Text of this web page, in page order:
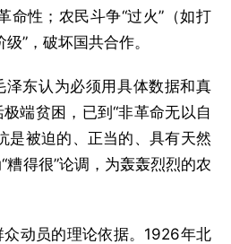
命性；农民斗争“过火”（如打
”，破坏国共合作。
泽东认为必须用具体数据和真
端贫困，已到“非革命无以自
是被迫的、正当的、具有天然
糟得很”论调，为轰轰烈烈的农
动员的理论依据。1926年北